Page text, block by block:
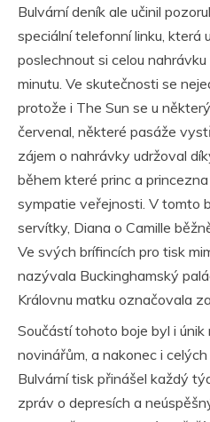
Bulvární deník ale učinil
speciální telefonní linku, která
poslechnout si celou
minutu. Ve skutečnosti se
protože i The Sun se u
červenal, některé pasáže
zájem o nahrávky udržoval
během které princ a
sympatie veřejnosti. V tomto
servítky, Diana o Camille
Ve svých brífincích pro tisk
nazývala Buckinghamský
Královnu matku označovala
Součástí tohoto boje byl i
novinářům, a nakonec i
Bulvární tisk přinášel každý
zpráv o depresích a